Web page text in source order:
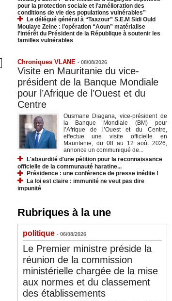
pour la protection sociale et l’amélioration des
conditions de vie des populations vulnérables”
Le délégué général à “Taazour” S.E.M Sidi Ould
Moulaye Zeine : l’opération “Aoun” matérialise
l’intérêt du Président de la République à soutenir les
familles vulnérables
Chroniques VLANE - 08/08/2026
Visite en Mauritanie du vice-
président de la Banque Mondiale
pour l’Afrique de l’Ouest et du
Centre
Ousmane Diagana, vice-président de
la Banque Mondiale (BM) pour
l’Afrique de l’Ouest et du Centre,
effectue une visite officielle en
Mauritanie, du 08 au 12 août 2026,
annonce un communiqué de...
L'absurdité d'une pétition pour la reconnaissance
officielle de la communauté haratine...
Présidence : une conférence de presse inédite !
La loi est claire : immunité ne veut pas dire
impunité
Rubriques à la une
politique - 06/08/2026
Le Premier ministre préside la
réunion de la commission
ministérielle chargée de la mise
aux normes et du classement
des établissements